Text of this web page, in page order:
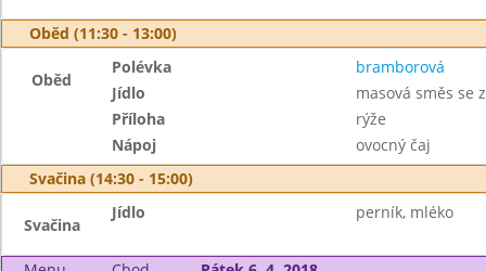
Oběd (11:30 - 13:00)
Oběd
Polévka
bramborová
Jídlo
masová směs se
Příloha
rýže
Nápoj
ovocný čaj
Svačina (14:30 - 15:00)
Svačina
Jídlo perník, mléko